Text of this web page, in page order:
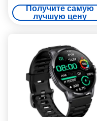
часы с 1,6 дюймовым
экраном
Получите самую
лучшую цену